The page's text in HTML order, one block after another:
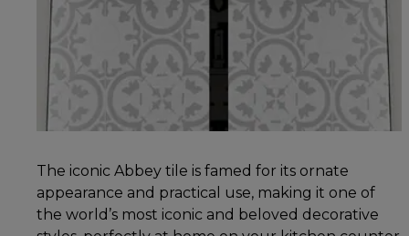
The iconic Abbey tile is famed for its ornate
appearance and practical use, making it one of
the world’s most iconic and beloved decorative